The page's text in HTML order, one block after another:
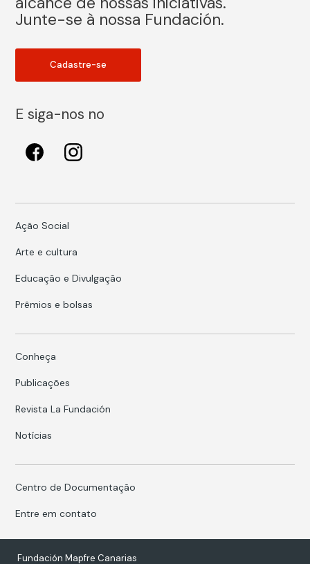
Junte-se à nossa Fundación.
Cadastre-se
E siga-nos no
Ação Social
Arte e cultura
Educação e Divulgação
Prêmios e bolsas
Conheça
Publicações
Revista La Fundación
Notícias
Centro de Documentação
Entre em contato
Fundación Mapfre Canarias